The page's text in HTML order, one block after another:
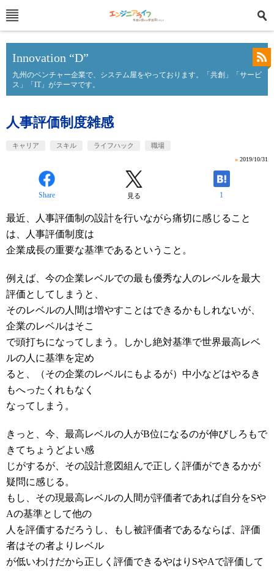
Innovation “D”
九州のベンチャー企業で、システム屋をやっております。「共創」「サービ
ス」「IT」がテーマです。
人事評価制度雑感
キャリア スキル ライフハック 職場
» 2019/10/31
Share 見る 1
最近、人事評価制の設計を行いながら痛切に感じること
は、人事評価制度は
企業成長の重要な基準であるということ。
例えば、今の企業レベルでの最も優秀な人のレベルを最大
評価としてしまうと、
そのレベルの人間は増やすことはできるかもしれないが、
企業のレベルはそこ
で頭打ちになってしまう。しかし絶対基準で世界最高レベ
ルの人に基準を定め
ると、（その企業のレベルにもよるが）中小などはやるき
もへったくれもなく
なってしまう。
きっと、今、最高レベルの人がB位になるのが伸びしろもで
きてちょうどよい感
じがするが、その設計意図組んで正しく評価ができるかが
疑問に感じる。
もし、その現最高レベルの人間が評価者であれば自分をSや
Aの基準として他の
人を評価するだろうし、もし被評価者であるならば、評価
者はその者よりレベル
が低いわけだから正しく評価できるやはりSやAで評価して